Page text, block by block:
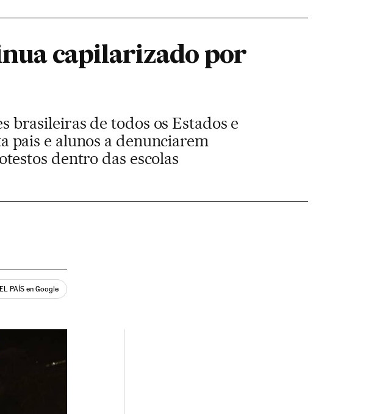
capilarizado por
brasileiras de todos os Estados e
pais e alunos a denunciarem
dentro das escolas
PAÍS en Google